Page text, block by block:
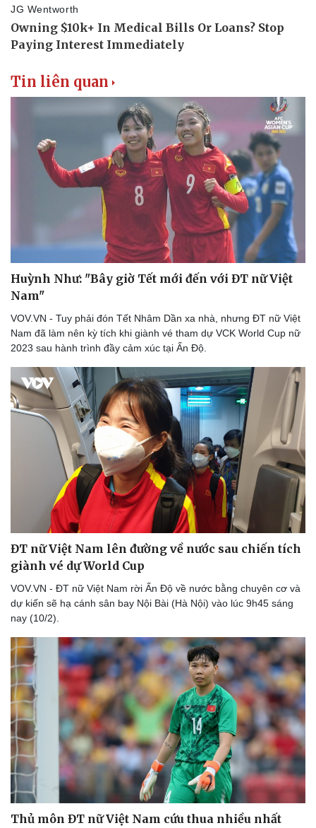
Thể thao
Bóng đá
Lịch thi đấu bóng đá
Thế giới thể thao
Ô tô - Xe máy
Ô tô
Xe máy
Tư vấn
Tin liên quan
Huỳnh Như: "Bây giờ Tết mới đến với ĐT nữ Việt
Nam"
VOV.VN - Tuy phải đón Tết Nhâm Dần xa nhà, nhưng ĐT nữ Việt
Nam đã làm nên kỳ tích khi giành vé tham dự VCK World Cup nữ
2023 sau hành trình đầy cảm xúc tại Ấn Độ.
ĐT nữ Việt Nam lên đường về nước sau chiến tích
giành vé dự World Cup
VOV.VN - ĐT nữ Việt Nam rời Ấn Độ về nước bằng chuyên cơ và
dự kiến sẽ hạ cánh sân bay Nội Bài (Hà Nội) vào lúc 9h45 sáng
nay (10/2).
Thủ môn ĐT nữ Việt Nam cứu thua nhiều nhất